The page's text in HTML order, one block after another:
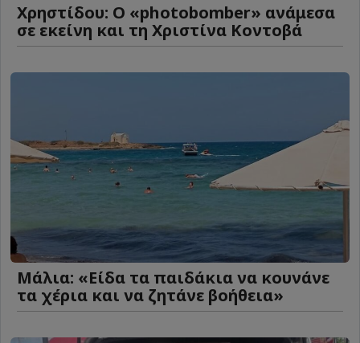
Χρηστίδου: Ο «photobomber» ανάμεσα
σε εκείνη και τη Χριστίνα Κοντοβά
Μάλια: «Είδα τα παιδάκια να κουνάνε
τα χέρια και να ζητάνε βοήθεια»